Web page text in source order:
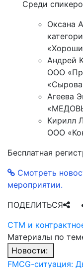
Среди
Оксана
Андрей
ООО
Агеева
Кирилл
ООО
Бесплатная
Смотреть
мероприятии.
СТМ и
ПОДЕЛИТЬСЯ
Материалы по
Новости:
FMCG-cитуация: